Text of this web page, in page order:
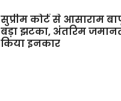
सुप्रीम कोर्ट से आसाराम
बड़ा झटका, अंतरिम
किया इनकार